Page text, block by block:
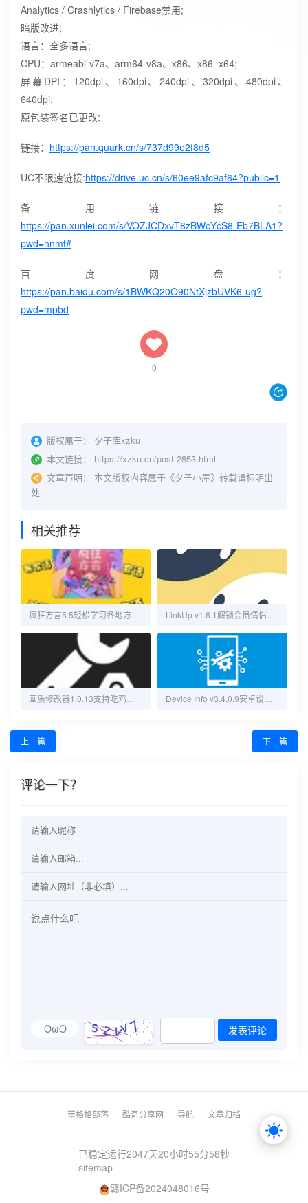
Analytics / Crashlytics / Firebase禁用;
暗版改进;
语言：全多语言;
CPU：armeabi-v7a、arm64-v8a、x86、x86_x64;
屏幕DPI：120dpi、160dpi、240dpi、320dpi、480dpi、
640dpi;
原包装签名已更改;
链接： https://pan.quark.cn/s/737d99e2f8d5
UC不限速链接:https://drive.uc.cn/s/60ee9afc9af64?public=1
备用链接：
https://pan.xunlei.com/s/VOZJCDxvT8zBWcYcS8-Eb7BLA1?
pwd=hnmt#
百度网盘：
https://pan.baidu.com/s/1BWKQ20O90NtXjzbUVK6-ug?
pwd=mpbd
0
版权属于：
夕子库xzku
本文链接：
https://xzku.cn/post-2853.html
文章声明：
本文版权内容属于《夕子小屋》转载请标明出
处
相关推荐
上一篇 下一篇
评论一下？
OωO 发表评论
蕾格格部落 酷奇分享网 导航 文章归档
已稳定运行2047天20小时55分59秒
sitemap
赣ICP备2024048016号